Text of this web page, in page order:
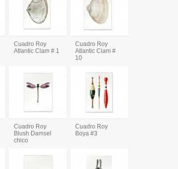
Cuadro Roy
Atlantic Clam # 1
Cuadro Roy
Atlantic Clam #
10
Cuadro Roy
Blush Damsel
chico
Cuadro Roy
Boya #3